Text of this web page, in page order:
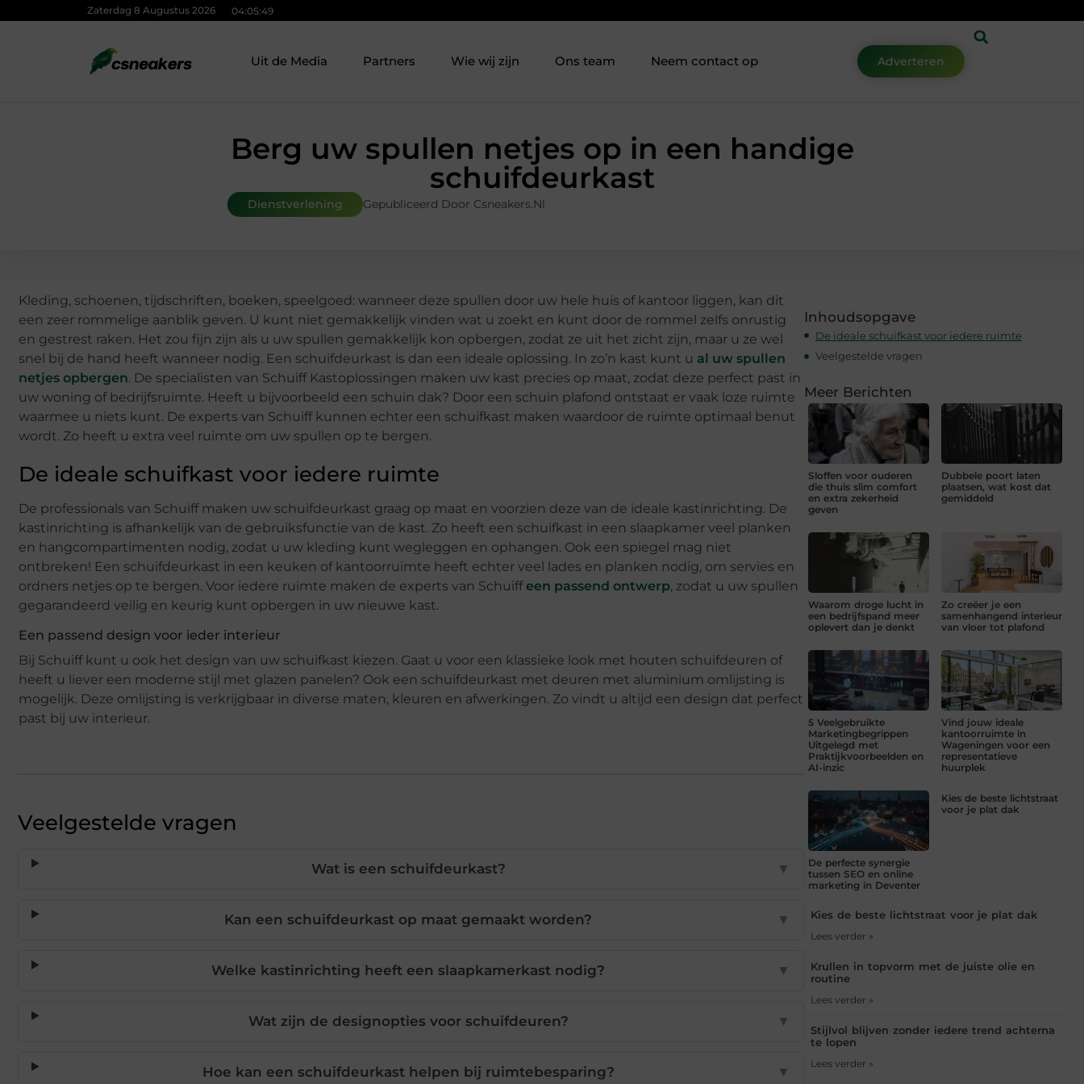
Zaterdag 8 Augustus 2026 04:05:50
Uit de Media Partners Wie wij zijn Ons team Neem contact op Adverteren
Berg uw spullen netjes op in een handige
schuifdeurkast
Dienstverlening Gepubliceerd Door Csneakers.nl
Kleding, schoenen, tijdschriften, boeken, speelgoed: wanneer deze spullen door uw hele huis of kantoor liggen, kan dit
een zeer rommelige aanblik geven. U kunt niet gemakkelijk vinden wat u zoekt en kunt door de rommel zelfs onrustig
en gestrest raken. Het zou fijn zijn als u uw spullen gemakkelijk kon opbergen, zodat ze uit het zicht zijn, maar u ze wel
snel bij de hand heeft wanneer nodig. Een schuifdeurkast is dan een ideale oplossing. In zo’n kast kunt u al uw spullen
netjes opbergen. De specialisten van Schuiff Kastoplossingen maken uw kast precies op maat, zodat deze perfect past in
uw woning of bedrijfsruimte. Heeft u bijvoorbeeld een schuin dak? Door een schuin plafond ontstaat er vaak loze ruimte
waarmee u niets kunt. De experts van Schuiff kunnen echter een schuifkast maken waardoor de ruimte optimaal benut
wordt. Zo heeft u extra veel ruimte om uw spullen op te bergen.
De ideale schuifkast voor iedere ruimte
De professionals van Schuiff maken uw schuifdeurkast graag op maat en voorzien deze van de ideale kastinrichting. De
kastinrichting is afhankelijk van de gebruiksfunctie van de kast. Zo heeft een schuifkast in een slaapkamer veel planken
en hangcompartimenten nodig, zodat u uw kleding kunt wegleggen en ophangen. Ook een spiegel mag niet
ontbreken! Een schuifdeurkast in een keuken of kantoorruimte heeft echter veel lades en planken nodig, om servies en
ordners netjes op te bergen. Voor iedere ruimte maken de experts van Schuiffeen passend ontwerp, zodat u uw spullen
gegarandeerd veilig en keurig kunt opbergen in uw nieuwe kast.
Een passend design voor ieder interieur
Bij Schuiff kunt u ook het design van uw schuifkast kiezen. Gaat u voor een klassieke look met houten schuifdeuren of
heeft u liever een moderne stijl met glazen panelen? Ook een schuifdeurkast met deuren met aluminium omlijsting is
mogelijk. Deze omlijsting is verkrijgbaar in diverse maten, kleuren en afwerkingen. Zo vindt u altijd een design dat perfect
past bij uw interieur.
Veelgestelde vragen
Wat is een schuifdeurkast? ▼
Kan een schuifdeurkast op maat gemaakt worden? ▼
Welke kastinrichting heeft een slaapkamerkast nodig? ▼
Wat zijn de designopties voor schuifdeuren? ▼
Hoe kan een schuifdeurkast helpen bij ruimtebesparing? ▼
Inhoudsopgave
De ideale schuifkast voor iedere ruimte
Veelgestelde vragen
Meer Berichten
Sloffen voor ouderen
die thuis slim comfort
en extra zekerheid
geven
Dubbele poort laten
plaatsen, wat kost dat
gemiddeld
Waarom droge lucht in
een bedrijfspand meer
oplevert dan je denkt
Zo creëer je een
samenhangend interieur
van vloer tot plafond
5 Veelgebruikte
Marketingbegrippen
Uitgelegd met
Praktijkvoorbeelden en
AI-inzic
Vind jouw ideale
kantoorruimte in
Wageningen voor een
representatieve
huurplek
De perfecte synergie
tussen SEO en online
marketing in Deventer
Kies de beste lichtstraat
voor je plat dak
Kies de beste lichtstraat voor je plat dak
Lees verder »
Krullen in topvorm met de juiste olie en
routine
Lees verder »
Stijlvol blijven zonder iedere trend achterna
te lopen
Lees verder »